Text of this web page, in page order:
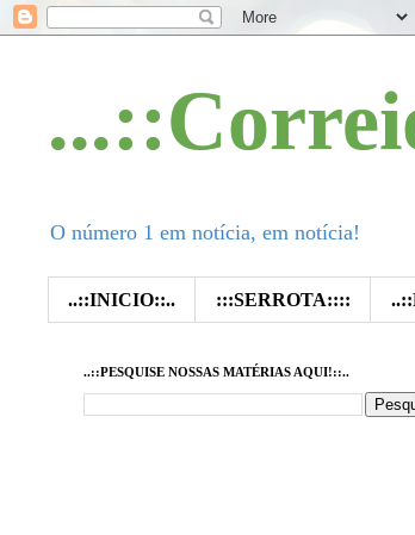
O número 1 em notícia, em notícia!
..::INICIO::.. :::SERROTA::::
..::PESQUISE NOSSAS MATÉRIAS AQUI!::..